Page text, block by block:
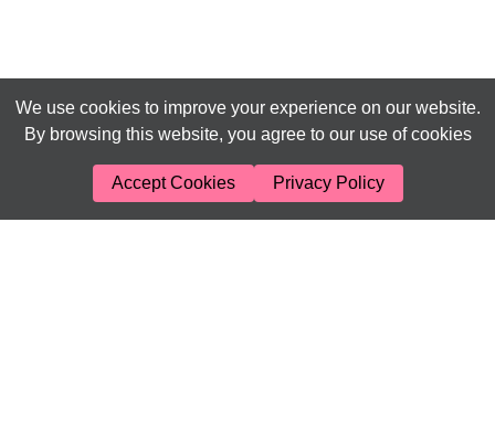
We use cookies to improve your experience on our website.
By browsing this website, you agree to our use of cookies
Accept Cookies Privacy Policy